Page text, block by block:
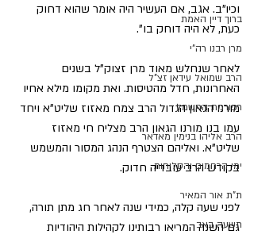
ברוך דיין האמת
מרן רבנו רה"י
הרב שמואל עידאן זצ"ל
רפורמת החשמל
הרב אליהו בנימין מאדאר
ימי הרחמים והסליחות
ת"ת אור המאיר
תשעה באב
וכיו"ב. אגב, אם העשיר היה אומר שהוא דחוק
כעת, לא היה דוחק בו".
לאחר שנחלש מאוד מרן זצוק"ל בשנים
האחרונות, חדל מהטיסות. ואת מקומו מילא אחיו
מורנו הגאון הגדול הרב צמח מאזוז שליט"א ויחד
עמו בנו מורנו הגאון הרב מצליח חי מאזוז
שליט"א. ואליהם הצטרף הנהג המסור והמשמש
בקודש הרב עובדיה חדוק.
לפני שעה קלה, כמידי שנה לאחר חג מתן תורה,
גם השנה המריאו רבותינו לקהילות היהודיות